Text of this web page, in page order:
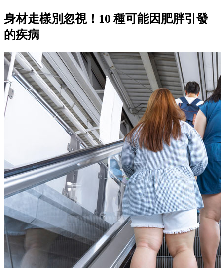
身材走樣別忽視！10 種可能因肥胖引發
的疾病